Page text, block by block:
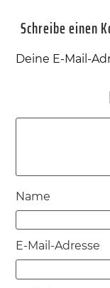
Schreibe einen
Deine E-Mail-
Name
E-Mail-Adresse